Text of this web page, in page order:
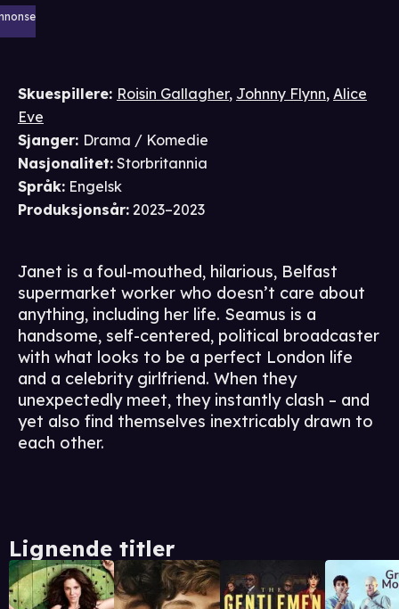
Skuespillere: Roisin Gallagher, Johnny Flynn, Alice
Eve
Sjanger: Drama / Komedie
Nasjonalitet: Storbritannia
Språk: Engelsk
Produksjonsår: 2023–2023
Janet is a foul-mouthed, hilarious, Belfast
supermarket worker who doesn’t care about
anything, including her life. Seamus is a
handsome, self-centered, political broadcaster
with what looks to be a perfect London life
and a celebrity girlfriend. When they
unexpectedly meet, they instantly clash – and
yet also find themselves inextricably drawn to
each other.
Lignende titler